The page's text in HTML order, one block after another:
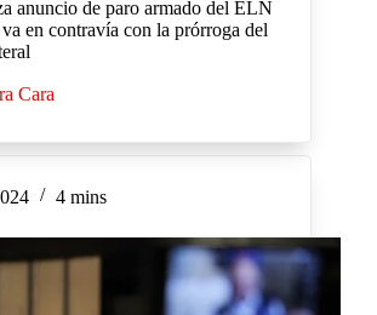
anuncio de paro armado del ELN
en contravía con la prórroga del
Cara
4 mins